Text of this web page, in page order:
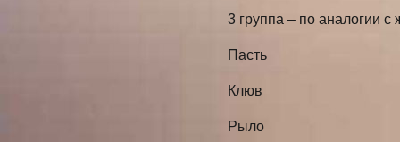
3 группа – по аналогии
Пасть
Клюв
Рыло